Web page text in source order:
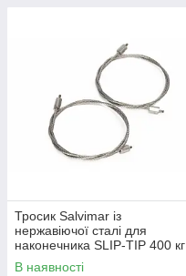
Тросик Salvimar із
нержавіючої сталі для
наконечника SLIP-TIP 400 кг
(AE083)
В наявності